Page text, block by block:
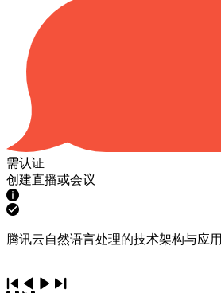
需认证
创建直播或会议
腾讯云自然语言处理的技术架构与应用